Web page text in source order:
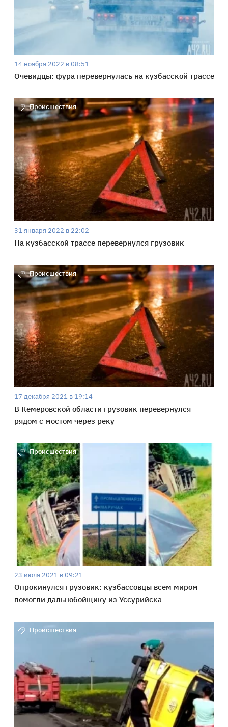
14 ноября 2022 в 08:51
Очевидцы: фура перевернулась на кузбасской трассе
Происшествия
31 января 2022 в 22:02
На кузбасской трассе перевернулся грузовик
Происшествия
17 декабря 2021 в 19:14
В Кемеровской области грузовик перевернулся
рядом с мостом через реку
Происшествия
23 июля 2021 в 09:21
Опрокинулся грузовик: кузбассовцы всем миром
помогли дальнобойщику из Уссурийска
Происшествия